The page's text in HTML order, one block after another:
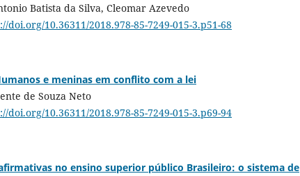
Batista da Silva, Cleomar Azevedo
doi.org/10.36311/2018.978-85-7249-015-3.p51-68
e meninas em conflito com a lei
de Souza Neto
doi.org/10.36311/2018.978-85-7249-015-3.p69-94
no ensino superior público Brasileiro: o sistema de